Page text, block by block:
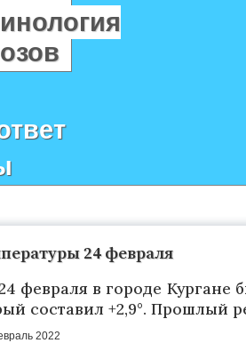
24 февраля
февраля в городе Кургане
составил +2,9°. Прошлый
2022